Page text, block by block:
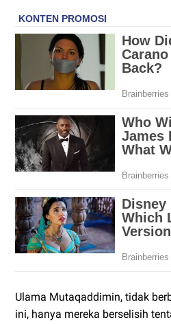
Ulama Mutaqaddimin, tidak
ini, hanya mereka berselisih